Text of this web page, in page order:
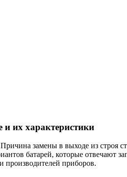
их характеристики
замены в выходе из
батарей, которые отвечают
производителей приборов.